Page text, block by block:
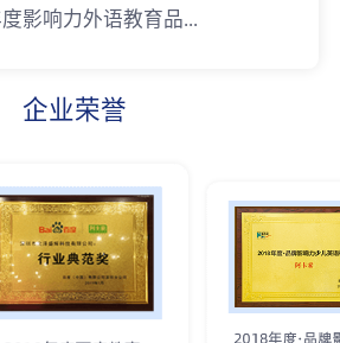
影响力外语教育品...
企业荣誉